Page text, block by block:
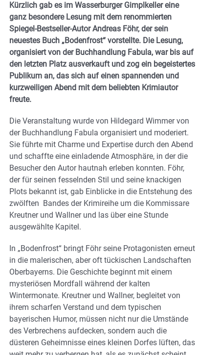
Kürzlich gab es im Wasserburger Gimplkeller eine
ganz besondere Lesung mit dem renommierten
Spiegel-Bestseller-Autor Andreas Föhr, der sein
neuestes Buch „Bodenfrost“ vorstellte. Die Lesung,
organisiert von der Buchhandlung Fabula, war bis auf
den letzten Platz ausverkauft und zog ein begeistertes
Publikum an, das sich auf einen spannenden und
kurzweiligen Abend mit dem beliebten Krimiautor
freute.
Die Veranstaltung wurde von Hildegard Wimmer von
der Buchhandlung Fabula organisiert und moderiert.
Sie führte mit Charme und Expertise durch den Abend
und schaffte eine einladende Atmosphäre, in der die
Besucher den Autor hautnah erleben konnten. Föhr,
der für seinen fesselnden Stil und seine knackigen
Plots bekannt ist, gab Einblicke in die Entstehung des
zwölften Bandes der Krimireihe um die Kommissare
Kreutner und Wallner und las über eine Stunde
ausgewählte Kapitel.
In „Bodenfrost“ bringt Föhr seine Protagonisten erneut
in die malerischen, aber oft tückischen Landschaften
Oberbayerns. Die Geschichte beginnt mit einem
mysteriösen Mordfall während der kalten
Wintermonate. Kreutner und Wallner, begleitet von
ihrem scharfen Verstand und dem typischen
bayerischen Humor, müssen nicht nur die Umstände
des Verbrechens aufdecken, sondern auch die
düsteren Geheimnisse eines kleinen Dorfes lüften, das